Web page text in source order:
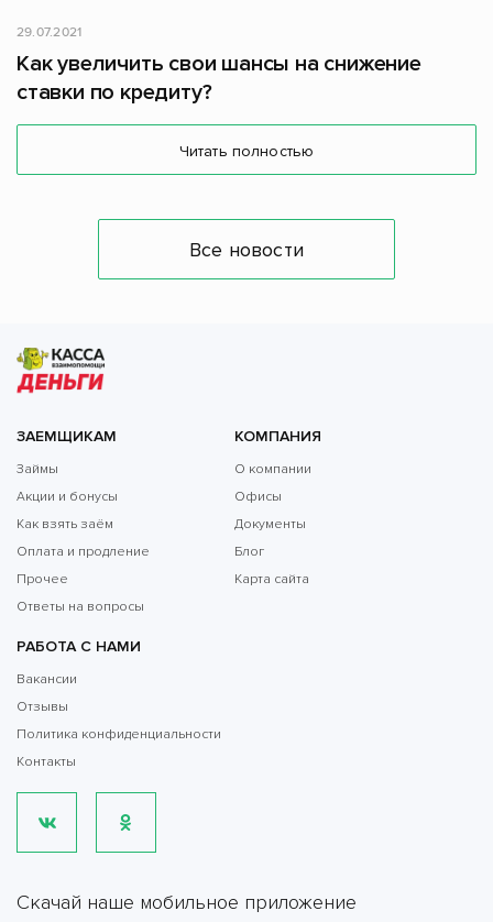
29.07.2021
Как увеличить свои шансы на снижение
ставки по кредиту?
Читать полностью
Все новости
ЗАЕМЩИКАМ
Займы
Акции и бонусы
Как взять заём
Оплата и продление
Прочее
Ответы на вопросы
КОМПАНИЯ
О компании
Офисы
Документы
Блог
Карта сайта
РАБОТА С НАМИ
Вакансии
Отзывы
Политика конфиденциальности
Контакты
Скачай наше мобильное приложение